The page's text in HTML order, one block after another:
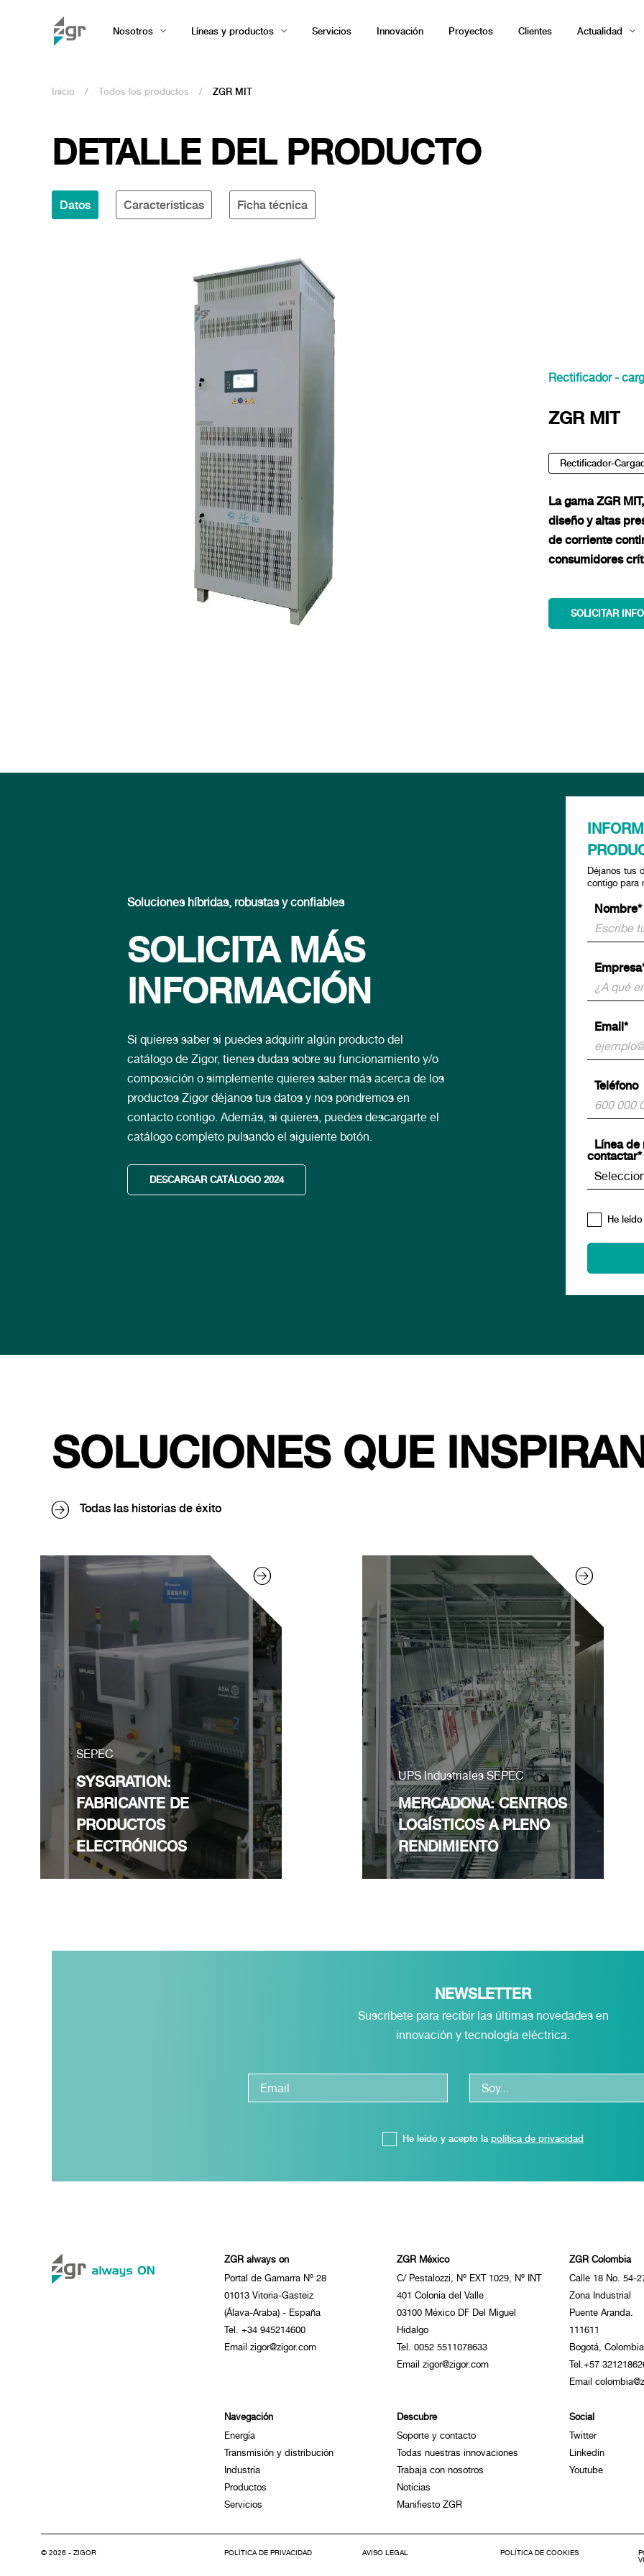
Nosotros Líneas y productos Servicios Innovación Proyectos Clientes Actualidad
Inicio / Todos los productos / ZGR MIT
DETALLE DEL PRODUCTO
Datos Características Ficha técnica
Rectificador -
ZGR MIT
Rectificador-
La gama ZGR
diseño y altas
de corriente
consumidores
SOLICITAR
Soluciones híbridas, robustas y confiables
SOLICITA MÁS
INFORMACIÓN
Si quieres saber si puedes adquirir algún producto del
catálogo de Zigor, tienes dudas sobre su funcionamiento y/o
composición o simplemente quieres saber más acerca de los
productos Zigor déjanos tus datos y nos pondremos en
contacto contigo. Además, si quieres, puedes descargarte el
catálogo completo pulsando el siguiente botón.
DESCARGAR CATÁLOGO 2024
Déjanos tus
contigo para
Nombre*
Email*
Teléfono
Línea de
contactar*
He
SOLUCIONES QUE
Todas las historias de éxito
SEPEC
SYSGRATION:
FABRICANTE DE
PRODUCTOS
ELECTRÓNICOS
UPS Industriales SEPEC
MERCADONA: CENTROS
LOGÍSTICOS A PLENO
RENDIMIENTO
NEWSLETTER
Suscríbete para recibir las últimas novedades en
innovación y tecnología eléctrica.
He leído y acepto la política de privacidad
ZGR always on
Portal de Gamarra Nº 28
01013 Vitoria-Gasteiz
(Álava-Araba) - España
Tel. +34 945214600
Email zigor@zigor.com
ZGR México
C/ Pestalozzi, Nº EXT 1029, Nº INT
401 Colonia del Valle
03100 México DF Del Miguel
Hidalgo
Tel. 0052 5511078633
Email zigor@zigor.com
ZGR Colombia
Calle 18 No. 54-
Zona Industrial
Puente Aranda.
111611
Bogotá, Colombia
Tel.+57
Email
Navegación
Energía
Transmisión y distribución
Industria
Productos
Servicios
Descubre
Soporte y contacto
Todas nuestras innovaciones
Trabaja con nosotros
Noticias
Manifiesto ZGR
Social
Twitter
Linkedin
Youtube
© 2026 - ZIGOR POLÍTICA DE PRIVACIDAD AVISO LEGAL POLÍTICA DE COOKIES